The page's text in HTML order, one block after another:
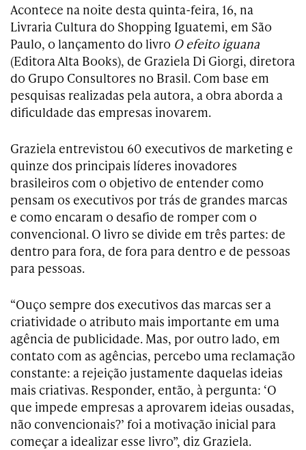
Acontece na noite desta quinta-feira, 16, na
Livraria Cultura do Shopping Iguatemi, em São
Paulo, o lançamento do livro O efeito iguana
(Editora Alta Books), de Graziela Di Giorgi, diretora
do Grupo Consultores no Brasil. Com base em
pesquisas realizadas pela autora, a obra aborda a
dificuldade das empresas inovarem.
Graziela entrevistou 60 executivos de marketing e
quinze dos principais líderes inovadores
brasileiros com o objetivo de entender como
pensam os executivos por trás de grandes marcas
e como encaram o desafio de romper com o
convencional. O livro se divide em três partes: de
dentro para fora, de fora para dentro e de pessoas
para pessoas.
“Ouço sempre dos executivos das marcas ser a
criatividade o atributo mais importante em uma
agência de publicidade. Mas, por outro lado, em
contato com as agências, percebo uma reclamação
constante: a rejeição justamente daquelas ideias
mais criativas. Responder, então, à pergunta: ‘O
que impede empresas a aprovarem ideias ousadas,
não convencionais?’ foi a motivação inicial para
começar a idealizar esse livro”, diz Graziela.